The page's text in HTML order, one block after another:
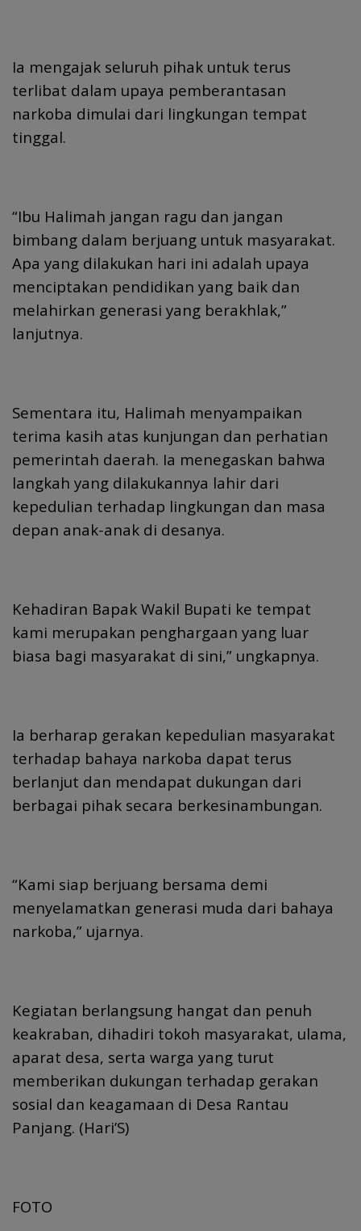
Ia mengajak seluruh pihak untuk terus
terlibat dalam upaya pemberantasan
narkoba dimulai dari lingkungan tempat
tinggal.
“Ibu Halimah jangan ragu dan jangan
bimbang dalam berjuang untuk masyarakat.
Apa yang dilakukan hari ini adalah upaya
menciptakan pendidikan yang baik dan
melahirkan generasi yang berakhlak,”
lanjutnya.
Sementara itu, Halimah menyampaikan
terima kasih atas kunjungan dan perhatian
pemerintah daerah. Ia menegaskan bahwa
langkah yang dilakukannya lahir dari
kepedulian terhadap lingkungan dan masa
depan anak-anak di desanya.
Kehadiran Bapak Wakil Bupati ke tempat
kami merupakan penghargaan yang luar
biasa bagi masyarakat di sini,” ungkapnya.
Ia berharap gerakan kepedulian masyarakat
terhadap bahaya narkoba dapat terus
berlanjut dan mendapat dukungan dari
berbagai pihak secara berkesinambungan.
“Kami siap berjuang bersama demi
menyelamatkan generasi muda dari bahaya
narkoba,” ujarnya.
Kegiatan berlangsung hangat dan penuh
keakraban, dihadiri tokoh masyarakat, ulama,
aparat desa, serta warga yang turut
memberikan dukungan terhadap gerakan
sosial dan keagamaan di Desa Rantau
Panjang. (Hari’S)
FOTO